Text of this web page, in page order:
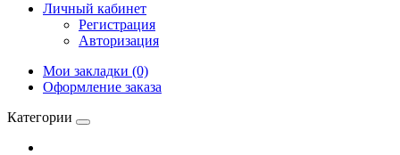
Личный кабинет
Регистрация
Авторизация
Мои закладки (0)
Оформление заказа
Категории